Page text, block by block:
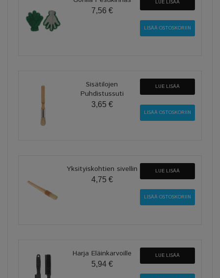
7,56 €
LUE LISÄÄ
Sisätilojen
Puhdistussuti
3,65 €
LUE LISÄÄ
Yksityiskohtien sivellin
4,75 €
LUE LISÄÄ
Harja Eläinkarvoille
5,94 €
LUE LISÄÄ